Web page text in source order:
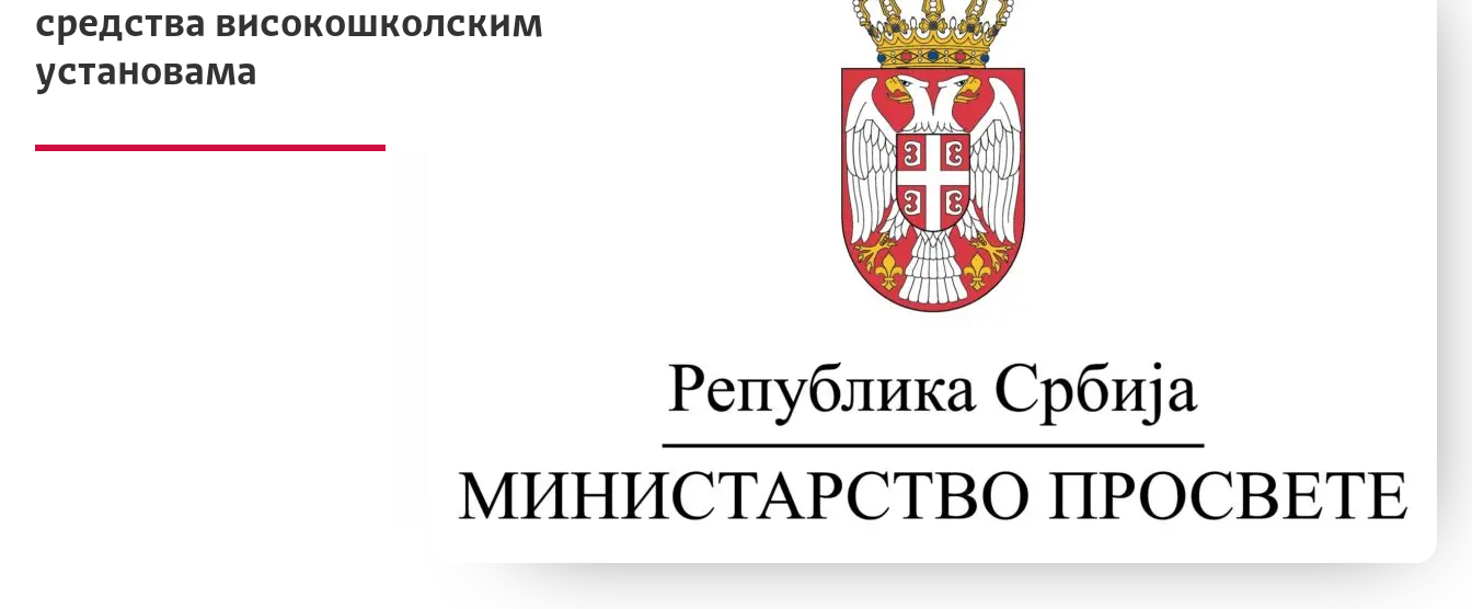
средства високошколским
установама